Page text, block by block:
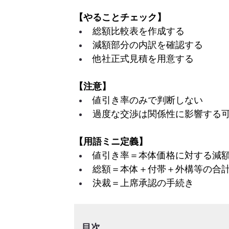
【やることチェック】
総額比較表を作成する
減額部分の内訳を確認する
他社正式見積を用意する
【注意】
値引き率のみで判断しない
過度な交渉は関係性に影響する
【用語ミニ定義】
値引き率＝本体価格に対する減
総額＝本体＋付帯＋外構等の合
決裁＝上席承認の手続き